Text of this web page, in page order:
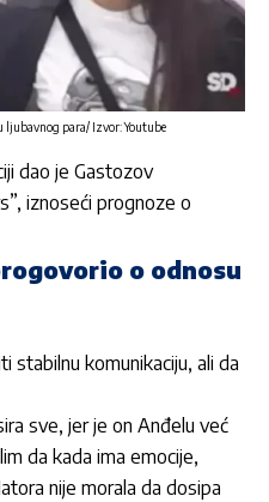
ljubavnog para/ Izvor: Youtube
dao je Gastozov
iznoseći prognoze o
o odnosu
stabilnu komunikaciju, ali da
sve, jer je on Anđelu već
da kada ima emocije,
nije morala da dosipa